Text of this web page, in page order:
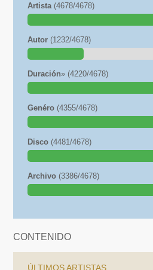
Artista (4678/4678)
Autor (1232/4678)
Duración» (4220/4678)
Genéro (4355/4678)
Disco (4481/4678)
Archivo (3386/4678)
CONTENIDO
ÚLTIMOS ARTISTAS